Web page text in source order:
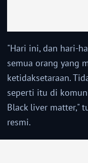
"Hari ini, dan hari-
semua orang yang
ketidaksetaraan.
seperti itu di
Black liver matter,"
resmi.